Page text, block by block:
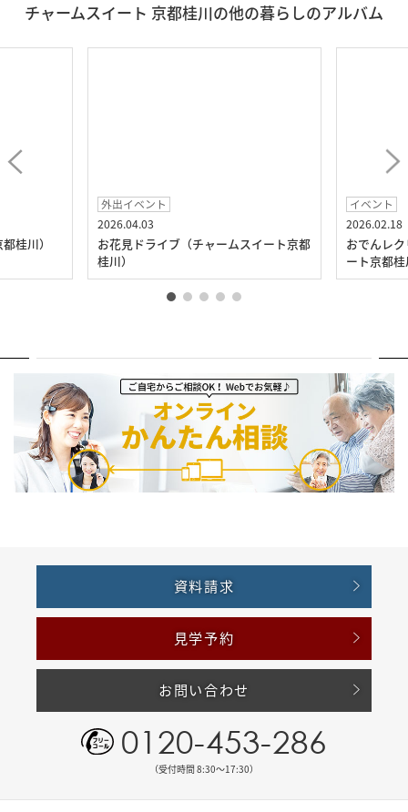
チャームスイート 京都桂川の他の暮らしのアルバム
桂川）
外出イベント
2026.04.03
お花見ドライブ（チャームスイート京都
桂川）
イベント
2026.02.18
おでんレ
ート京都
資料請求
見学予約
お問い合わせ
0120-453-286
（受付時間 8:30〜17:30）